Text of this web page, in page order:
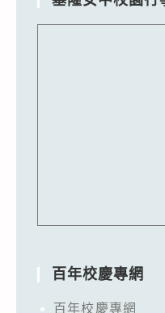
百年校慶專網
百年校慶專網